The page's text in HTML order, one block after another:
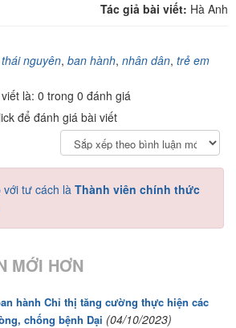
Tác giả bài viết: Hà Anh
thái nguyên, ban hành, nhân dân, trẻ em
là: 0 trong 0 đánh giá
để đánh giá bài viết
với tư cách làThành viên chính thức
MỚI HƠN
hành Chỉ thị tăng cường thực hiện các
chống bệnh Dại (04/10/2023)